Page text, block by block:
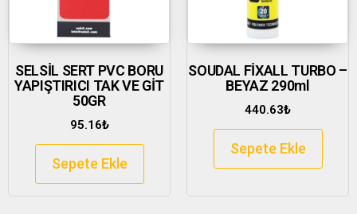
SELSİL SERT PVC BORU
YAPIŞTIRICI TAK VE GİT
50GR
95.16₺
Sepete Ekle
SOUDAL FİXALL TURBO –
BEYAZ 290ml
440.63₺
Sepete Ekle